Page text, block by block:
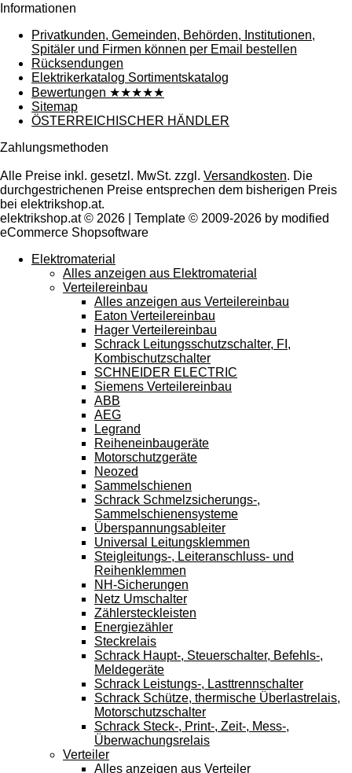
Informationen
Privatkunden, Gemeinden, Behörden, Institutionen,
Spitäler und Firmen können per Email bestellen
Rücksendungen
Elektrikerkatalog Sortimentskatalog
Bewertungen ★★★★★
Sitemap
ÖSTERREICHISCHER HÄNDLER
Zahlungsmethoden
Alle Preise inkl. gesetzl. MwSt. zzgl. Versandkosten. Die
durchgestrichenen Preise entsprechen dem bisherigen Preis
bei elektrikshop.at.
elektrikshop.at © 2026 | Template © 2009-2026 by modified
eCommerce Shopsoftware
Elektromaterial
Alles anzeigen aus Elektromaterial
Verteilereinbau
Alles anzeigen aus Verteilereinbau
Eaton Verteilereinbau
Hager Verteilereinbau
Schrack Leitungsschutzschalter, FI,
Kombischutzschalter
SCHNEIDER ELECTRIC
Siemens Verteilereinbau
ABB
AEG
Legrand
Reiheneinbaugeräte
Motorschutzgeräte
Neozed
Sammelschienen
Schrack Schmelzsicherungs-,
Sammelschienensysteme
Überspannungsableiter
Universal Leitungsklemmen
Steigleitungs-, Leiteranschluss- und
Reihenklemmen
NH-Sicherungen
Netz Umschalter
Zählersteckleisten
Energiezähler
Steckrelais
Schrack Haupt-, Steuerschalter, Befehls-,
Meldegeräte
Schrack Leistungs-, Lasttrennschalter
Schrack Schütze, thermische Überlastrelais,
Motorschutzschalter
Schrack Steck-, Print-, Zeit-, Mess-,
Überwachungsrelais
Verteiler
Alles anzeigen aus Verteiler